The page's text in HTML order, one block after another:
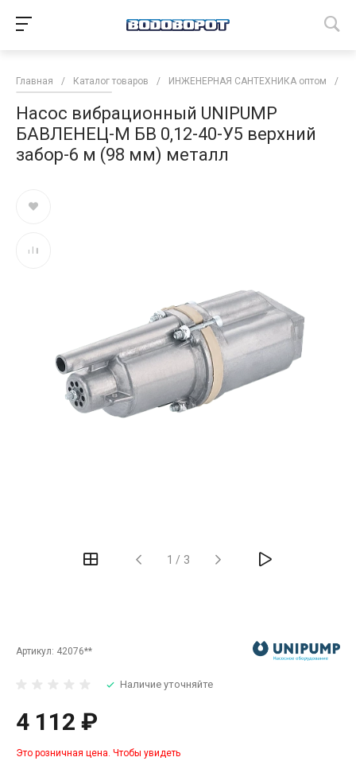
Главная / Каталог товаров / ИНЖЕНЕРНАЯ САНТЕХНИКА оптом /
Насос вибрационный UNIPUMP
БАВЛЕНЕЦ-М БВ 0,12-40-У5 верхний
забор-6 м (98 мм) металл
1 / 3
Артикул: 42076**
Наличие уточняйте
4 112 ₽
Это розничная цена. Чтобы увидеть